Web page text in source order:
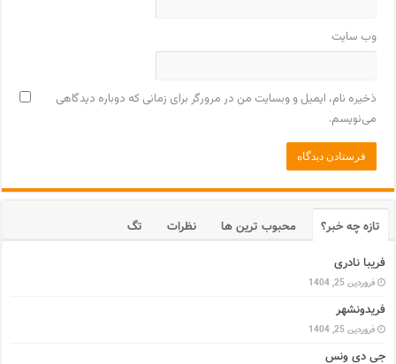
وب‌ سایت
ذخیره نام، ایمیل و وبسایت من در مرورگر برای زمانی که دوباره دیدگاهی
می‌نویسم.
تازه چه خبر؟ محبوب ترین ها نظرات
تگ
فریبا نادری
فروردین 25, 1404
فریدونشهر
فروردین 25, 1404
جی دی ونس